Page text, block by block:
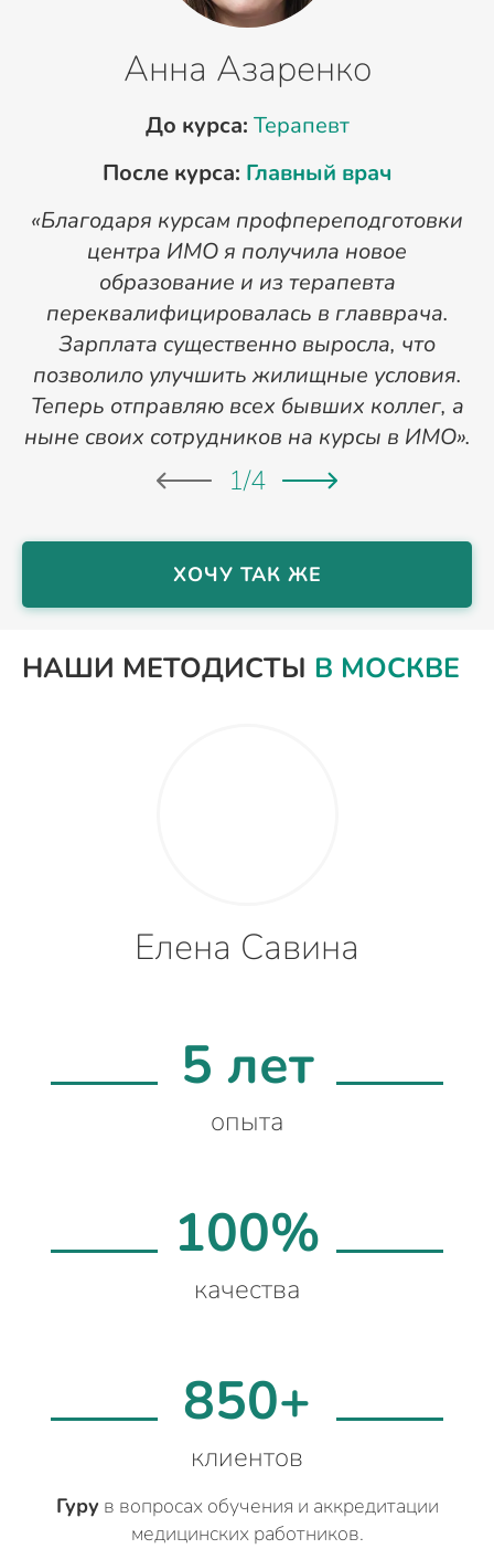
Анна Азаренко
До курса: Терапевт
После курса: Главный врач
«Благодаря курсам профпереподготовки
центра ИМО я получила новое
образование и из терапевта
переквалифицировалась в главврача.
Зарплата существенно выросла, что
позволило улучшить жилищные условия.
Теперь отправляю всех бывших коллег, а
ныне своих сотрудников на курсы в ИМО».
1/4
ХОЧУ ТАК ЖЕ
НАШИ МЕТОДИСТЫ В МОСКВЕ
Елена Савина
5 лет
опыта
100%
качества
850+
клиентов
Гуру в вопросах обучения и аккредитации
медицинских работников.